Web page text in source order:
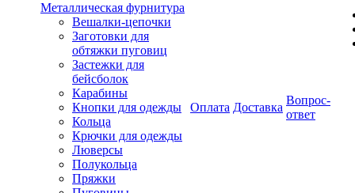
Металлическая фурнитура
Вешалки-цепочки
Заготовки для
обтяжки пуговиц
Застежки для
бейсболок
Карабины
Кнопки для одежды
Кольца
Крючки для одежды
Люверсы
Полукольца
Пряжки
Оплата Доставка
Вопрос-
ответ